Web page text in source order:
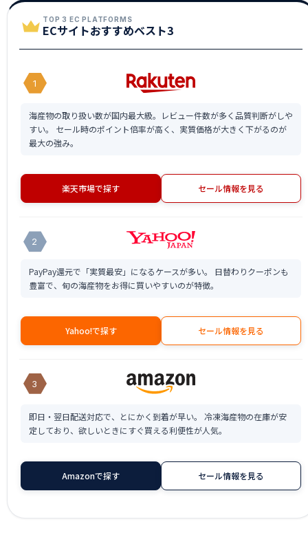
TOP 3 EC PLATFORMS
ECサイトおすすめベスト3
1
海産物の取り扱い数が国内最大級。レビュー件数が多く品質判断がしや
すい。 セール時のポイント倍率が高く、実質価格が大きく下がるのが
最大の強み。
楽天市場で探す セール情報を見る
2
PayPay還元で「実質最安」になるケースが多い。 日替わりクーポンも
豊富で、旬の海産物をお得に買いやすいのが特徴。
Yahoo!で探す セール情報を見る
3
即日・翌日配送対応で、とにかく到着が早い。 冷凍海産物の在庫が安
定しており、欲しいときにすぐ買える利便性が人気。
Amazonで探す セール情報を見る